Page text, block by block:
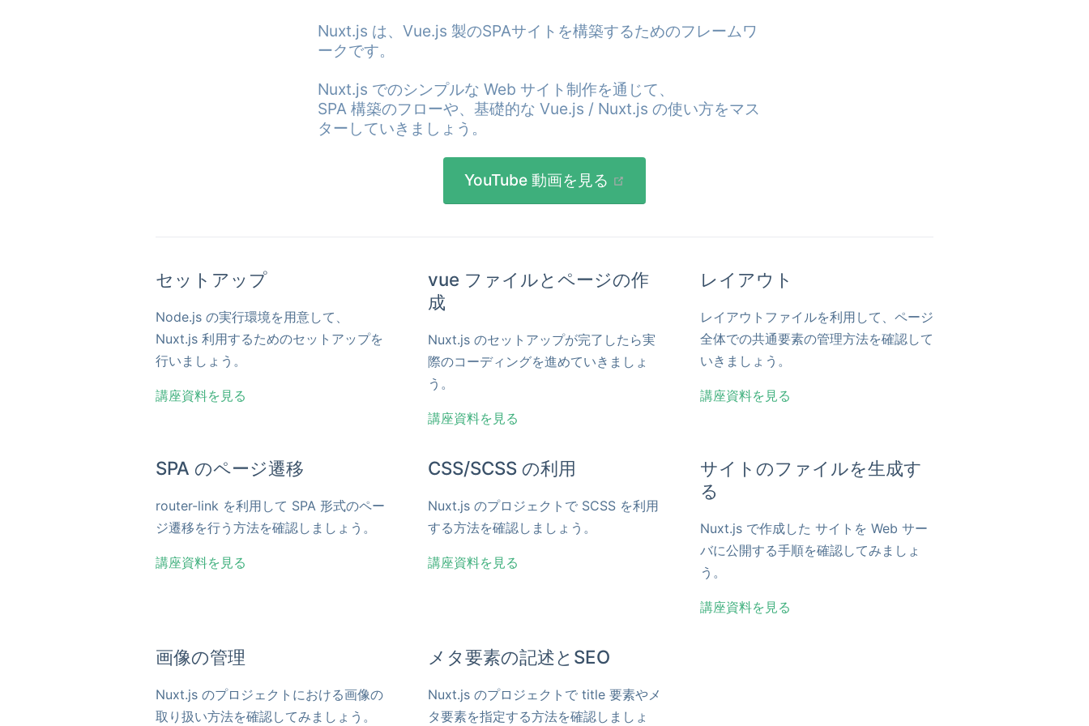
Nuxt.js は、Vue.js 製のSPAサイトを構築するためのフレームワ
ークです。
Nuxt.js でのシンプルな Web サイト制作を通じて、
SPA 構築のフローや、基礎的な Vue.js / Nuxt.js の使い方をマス
YouTube 動画を見る
セットアップ
Node.js の実行環境を用意して、
Nuxt.js 利用するためのセットアップを
行いましょう。
講座資料を見る
vue ファイルとページの作
成
Nuxt.js のセットアップが完了したら実
際のコーディングを進めていきましょ
う。
講座資料を見る
レイアウト
レイアウトファイルを利用して、ページ
全体での共通要素の管理方法を確認して
いきましょう。
講座資料を見る
SPA のページ遷移
router-link を利用して SPA 形式のペー
ジ遷移を行う方法を確認しましょう。
講座資料を見る
CSS/SCSS の利用
Nuxt.js のプロジェクトで SCSS を利用
する方法を確認しましょう。
講座資料を見る
サイトのファイルを生成す
る
Nuxt.js で作成した サイトを Web サー
バに公開する手順を確認してみましょ
う。
講座資料を見る
画像の管理
Nuxt.js のプロジェクトにおける画像の
取り扱い方法を確認してみましょう。
メタ要素の記述とSEO
Nuxt.js のプロジェクトで title 要素やメ
タ要素を指定する方法を確認しましょ